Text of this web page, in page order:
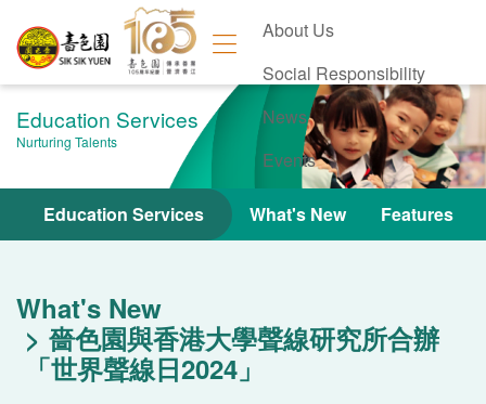
About Us
Social Responsibility
News
Events
Contact Us
Education Services
Nurturing Talents
Education Services What's New Features
What's New
嗇色園與香港大學聲線研究所合辦
「世界聲線日2024」